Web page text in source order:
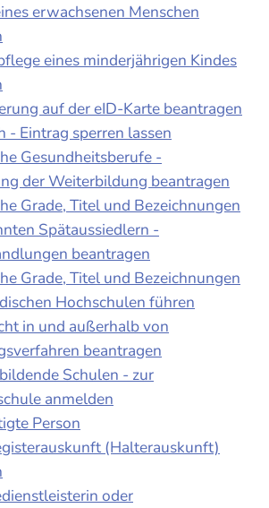
erwachsenen Menschen
eines minderjährigen Kindes
auf der eID-Karte beantragen
- Eintrag sperren lassen
Gesundheitsberufe -
der Weiterbildung beantragen
Grade, Titel und Bezeichnungen
Spätaussiedlern -
beantragen
Grade, Titel und Bezeichnungen
Hochschulen führen
in und außerhalb von
beantragen
Schulen - zur
anmelden
Person
(Halterauskunft)
oder